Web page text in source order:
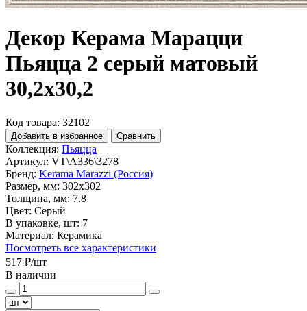
Декор Керама Марацци
Пьяцца 2 серый матовый
30,2x30,2
Код товара: 32102
Добавить в избранное Сравнить
Коллекция: Пьяцца
Артикул: VT\A336\3278
Бренд: Kerama Marazzi (Россия)
Размер, мм: 302x302
Толщина, мм: 7.8
Цвет: Серый
В упаковке, шт: 7
Материал: Керамика
Посмотреть все характеристики
517 ₽/шт
В наличии